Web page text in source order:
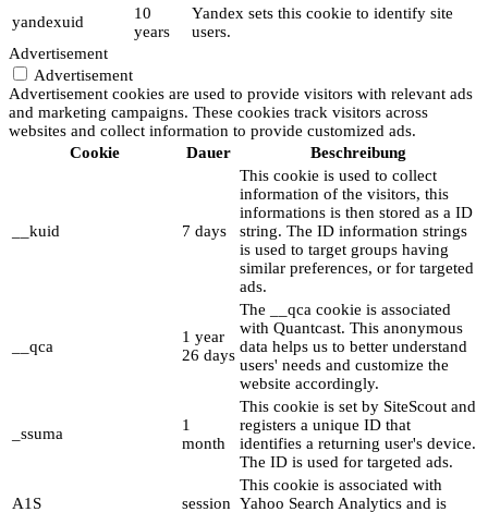
yandexuid
10
years
Yandex sets this cookie to identify site
users.
Advertisement
Advertisement
Advertisement cookies are used to provide visitors with relevant ads
and marketing campaigns. These cookies track visitors across
websites and collect information to provide customized ads.
Cookie
Dauer Beschreibung
__kuid 7 days
This cookie is used to collect
information of the visitors, this
informations is then stored as a ID
string. The ID information strings
is used to target groups having
similar preferences, or for targeted
ads.
__qca
1 year
26 days
The __qca cookie is associated
with Quantcast. This anonymous
data helps us to better understand
users' needs and customize the
website accordingly.
_ssuma
1
month
This cookie is set by SiteScout and
registers a unique ID that
identifies a returning user's device.
The ID is used for targeted ads.
A1S session
This cookie is associated with
Yahoo Search Analytics and is